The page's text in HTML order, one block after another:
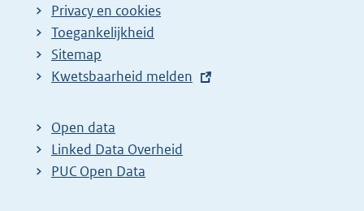
Privacy en cookies
Toegankelijkheid
Sitemap
E
t
e
r
Kwetsbaarheid melden
Open data
Linked Data Overheid
PUC Open Data